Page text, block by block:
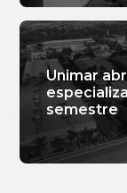
Unimar
semestre